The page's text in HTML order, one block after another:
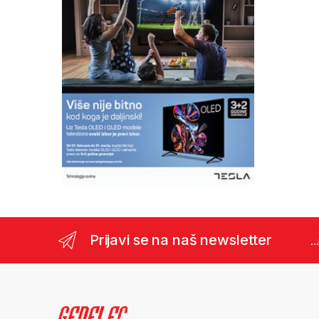
Prijavi se na naš newsletter